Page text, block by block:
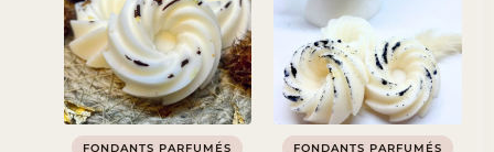
FONDANTS PARFUMÉS FONDANTS PARFUMÉS